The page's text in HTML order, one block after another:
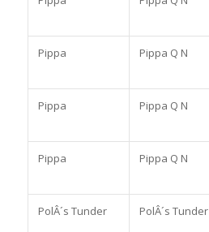
Pippa Pippa Q N
Pippa Pippa Q N
Pippa Pippa Q N
PolÂ´s Tunder PolÂ´s Tunder